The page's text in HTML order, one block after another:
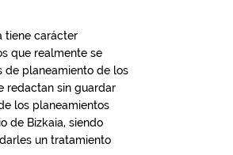
tiene carácter
que realmente se
de planeamiento de los
redactan sin guardar
los planeamientos
de Bizkaia, siendo
un tratamiento